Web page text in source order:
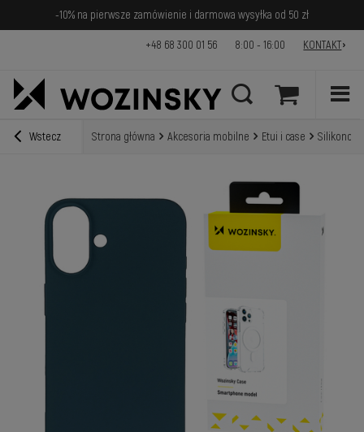
-10% na pierwsze zamówienie i darmowa wysyłka od 50 zł
+48 68 300 01 56 8:00 - 16:00 KONTAKT
Wstecz Strona główna Akcesoria mobilne Etui i case